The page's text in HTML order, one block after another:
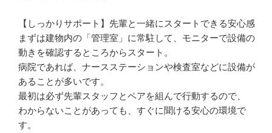
【しっかりサポート】先輩と一緒にスタートできる安心感
まずは建物内の「管理室」に常駐して、モニターで設備の
動きを確認するところからスタート。
病院であれば、ナースステーションや検査室などに設備が
あることが多いです。
最初は必ず先輩スタッフとペアを組んで行動するので、
わからないことがあっても、すぐに聞ける安心の環境で
す。